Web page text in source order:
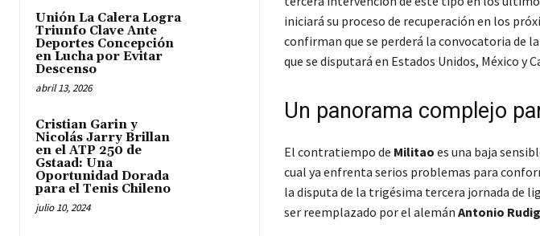
Unión La Calera Logra
Triunfo Clave Ante
Deportes Concepción
en Lucha por Evitar
Descenso
abril 13, 2026
Cristian Garin y
Nicolás Jarry Brillan
en el ATP 250 de
Gstaad: Una
Oportunidad Dorada
para el Tenis Chileno
julio 10, 2024
iniciará su proceso de recuperación en los
confirman que se perderá la convocatoria de
que se disputará en Estados Unidos, México y
Un panorama complejo
El contratiempo de Militao es una baja
cual ya enfrenta serios problemas para
la disputa de la trigésima tercera jornada de
ser reemplazado por el alemán Antonio